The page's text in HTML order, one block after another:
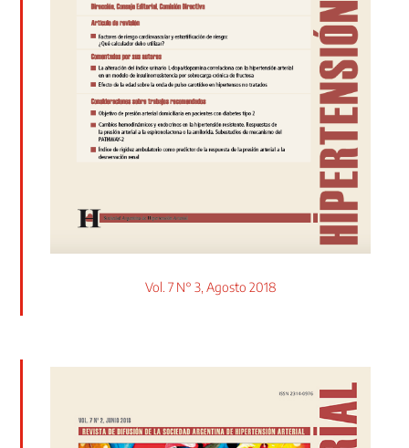
Vol. 7 N° 3, Agosto 2018